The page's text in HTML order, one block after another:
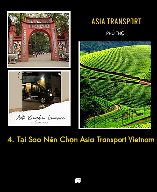
4. Tại Sao Nên Chọn Asia Transport
🚐